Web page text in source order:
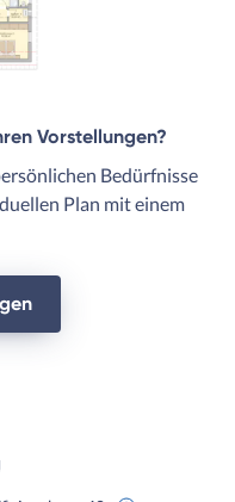
Vorstellungen?
Bedürfnisse
Plan mit einem